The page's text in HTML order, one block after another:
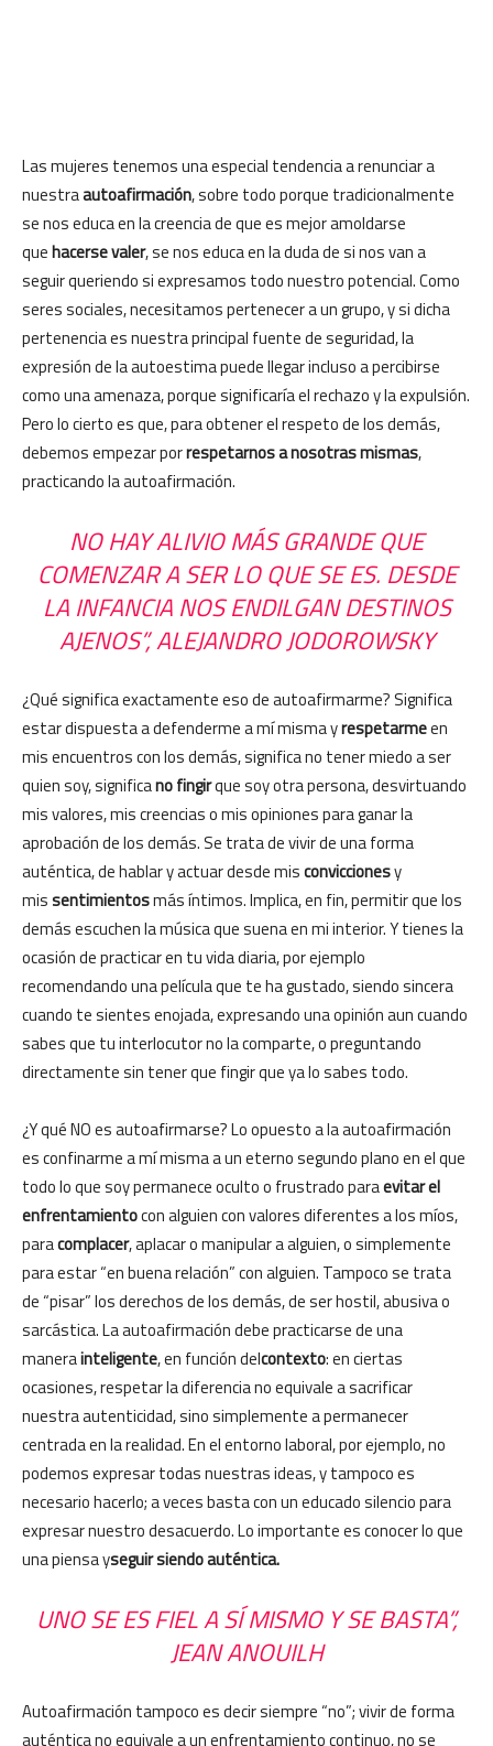
Las mujeres tenemos una especial tendencia a renunciar a
nuestraautoafirmación, sobre todo porque tradicionalmente
se nos educa en la creencia de que es mejor amoldarse
quehacerse valer, se nos educa en la duda de si nos van a
seguir queriendo si expresamos todo nuestro potencial. Como
seres sociales, necesitamos pertenecer a un grupo, y si dicha
pertenencia es nuestra principal fuente de seguridad, la
expresión de la autoestima puede llegar incluso a percibirse
como una amenaza, porque significaría el rechazo y la expulsión.
Pero lo cierto es que, para obtener el respeto de los demás,
debemos empezar porrespetarnos a nosotras mismas,
practicando la autoafirmación.
NO HAY ALIVIO MÁS GRANDE QUE
COMENZAR A SER LO QUE SE ES. DESDE
LA INFANCIA NOS ENDILGAN DESTINOS
AJENOS”, ALEJANDRO JODOROWSKY
¿Qué significa exactamente eso de autoafirmarme? Significa
estar dispuesta a defenderme a mí misma yrespetarmeen
mis encuentros con los demás, significa no tener miedo a ser
quien soy, significano fingirque soy otra persona, desvirtuando
mis valores, mis creencias o mis opiniones para ganar la
aprobación de los demás. Se trata de vivir de una forma
auténtica, de hablar y actuar desde misconviccionesy
mis sentimientosmás íntimos. Implica, en fin, permitir que los
demás escuchen la música que suena en mi interior. Y tienes la
ocasión de practicar en tu vida diaria, por ejemplo
recomendando una película que te ha gustado, siendo sincera
cuando te sientes enojada, expresando una opinión aun cuando
sabes que tu interlocutor no la comparte, o preguntando
directamente sin tener que fingir que ya lo sabes todo.
¿Y qué NO es autoafirmarse? Lo opuesto a la autoafirmación
es confinarme a mí misma a un eterno segundo plano en el que
todo lo que soy permanece oculto o frustrado paraevitar el
enfrentamientocon alguien con valores diferentes a los míos,
paracomplacer, aplacar o manipular a alguien, o simplemente
para estar “en buena relación” con alguien. Tampoco se trata
de “pisar” los derechos de los demás, de ser hostil, abusiva o
sarcástica. La autoafirmación debe practicarse de una
manerainteligente, en función delcontexto: en ciertas
ocasiones, respetar la diferencia no equivale a sacrificar
nuestra autenticidad, sino simplemente a permanecer
centrada en la realidad. En el entorno laboral, por ejemplo, no
podemos expresar todas nuestras ideas, y tampoco es
necesario hacerlo; a veces basta con un educado silencio para
expresar nuestro desacuerdo. Lo importante es conocer lo que
una piensa yseguir siendo auténtica.
UNO SE ES FIEL A SÍ MISMO Y SE BASTA”,
JEAN ANOUILH
Autoafirmación tampoco es decir siempre “no”; vivir de forma
auténtica no equivale a un enfrentamiento continuo, no se